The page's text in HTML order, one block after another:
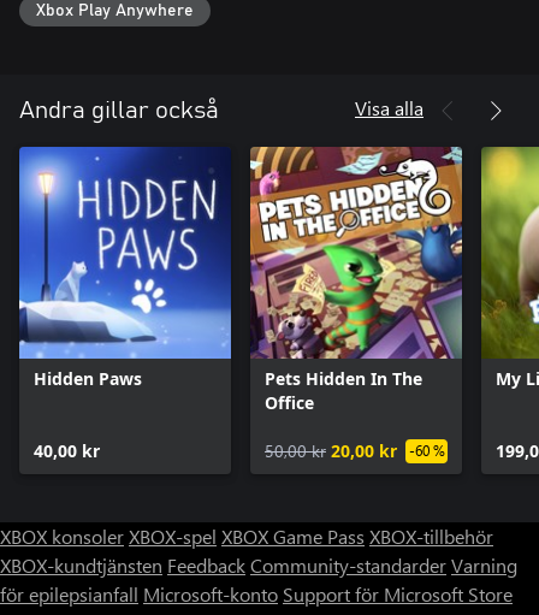
Xbox Play Anywhere
Andra gillar också Visa alla
Hidden Paws
40,00 kr
Pets Hidden In The
Office
50,00 kr 20,00 kr -60 %
My
XBOX konsolerXBOX-spel XBOX Game Pass XBOX-tillbehör
XBOX-kundtjänsten FeedbackCommunity-standarderVarning
för epilepsianfall Microsoft-konto Support för Microsoft Store